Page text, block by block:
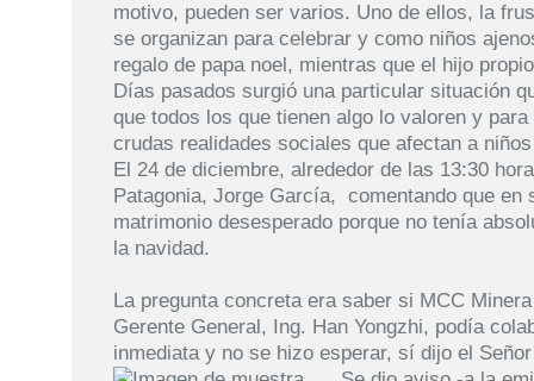
motivo, pueden ser varios. Uno de ellos, la
se organizan para celebrar y como niños
regalo de papa noel, mientras que el hijo
Días pasados surgió una particular situación
que todos los que tienen algo lo valoren y
crudas realidades sociales que afectan a
El 24 de diciembre, alrededor de las 13:30
Patagonia, Jorge García, comentando que en
matrimonio desesperado porque no tenía
la navidad.
La pregunta concreta era saber si MCC
Gerente General, Ing. Han Yongzhi, podía
inmediata y no se hizo esperar, sí dijo el